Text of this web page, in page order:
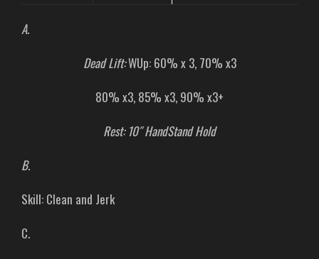
A.
Dead Lift:WUp: 60% x 3, 70% x3
80% x3, 85% x3, 90% x3+
Rest: 10″ HandStand Hold
B.
Skill: Clean and Jerk
C.